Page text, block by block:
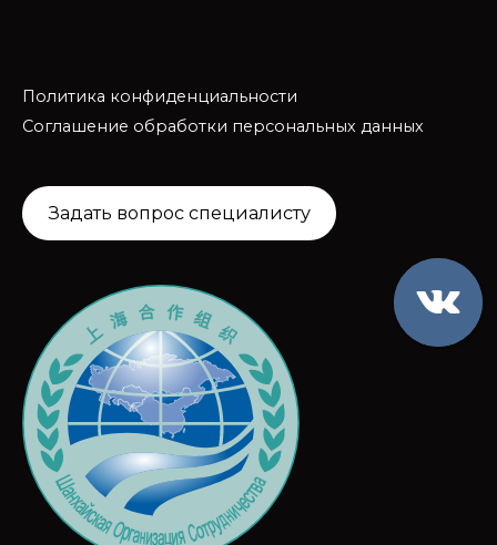
Политика конфиденциальности
Соглашение обработки персональных данных
Задать вопрос специалисту